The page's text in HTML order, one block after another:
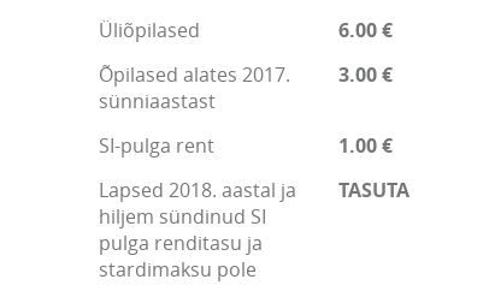
Üliõpilased
6.00 €
Õpilased alates 2017.
sünniaastast
3.00 €
SI-pulga rent
1.00 €
Lapsed 2018. aastal ja
hiljem sündinud SI
pulga renditasu ja
stardimaksu pole
TASUTA